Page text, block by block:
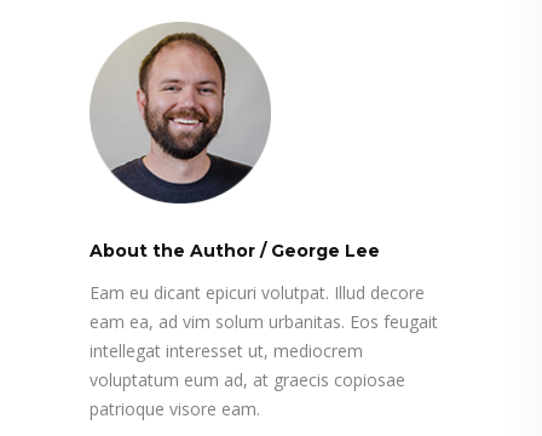
About the Author / George Lee
Eam eu dicant epicuri volutpat. Illud decore
eam ea, ad vim solum urbanitas. Eos feugait
intellegat interesset ut, mediocrem
voluptatum eum ad, at graecis copiosae
patrioque visore eam.